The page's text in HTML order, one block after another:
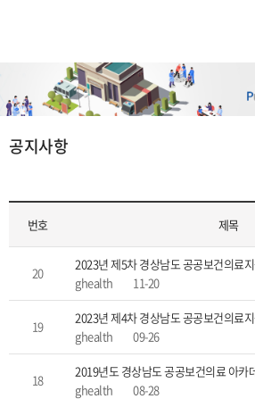
공지사항
번호 제목
20
2023년 제5차 경상남도 공공보건의료
ghealth
11-20
19
2023년 제4차 경상남도 공공보건의료지
ghealth
09-26
18
2019년도 경상남도 공공보건의료 아카
ghealth
08-28
열린
페이지